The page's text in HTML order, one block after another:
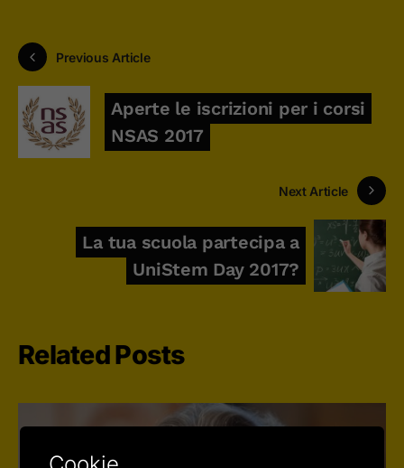
Previous Article
Aperte le iscrizioni per i corsi
NSAS 2017
Next Article
La tua scuola partecipa a
UniStem Day 2017?
Related Posts